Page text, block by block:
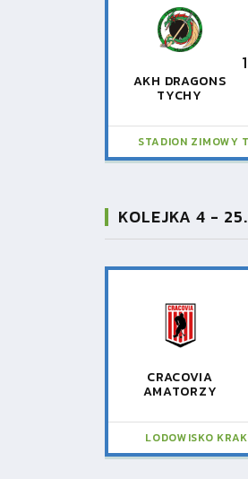
AKH DRAGONS
TYCHY
1
STADION ZIMOWY
KOLEJKA 4 -
CRACOVIA
AMATORZY
LODOWISKO